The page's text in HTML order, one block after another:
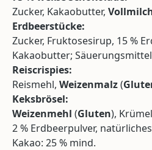
Zucker, Kakaobutter,
Erdbeerstücke:
Zucker, Fruktosesirup, 15 %
Kakaobutter;
Reiscrispies:
Reismehl, Weizenmalz(
Keksbrösel:
Weizenmehl (Gluten),
2 % Erdbeerpulver,
Kakao: 25 % mind.